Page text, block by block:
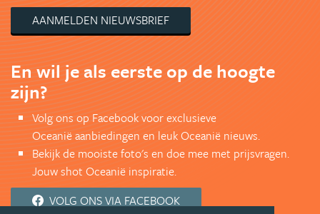
AANMELDEN NIEUWSBRIEF
En wil je als eerste op de hoogte
zijn?
Volg ons op Facebook voor exclusieve
Oceanië aanbiedingen en leuk Oceanië nieuws.
Bekijk de mooiste foto's en doe mee met prijsvragen.
Jouw shot Oceanië inspiratie.
VOLG ONS VIA FACEBOOK